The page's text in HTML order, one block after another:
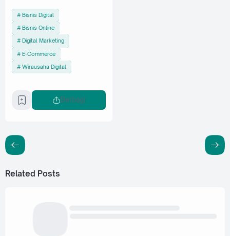
Bisnis Digital
Bisnis Online
Digital Marketing
E-Commerce
Wirausaha Digital
Berbagi
Related Posts